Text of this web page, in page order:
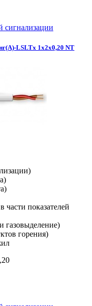
сигнализации
LSLTx 1х2х0,20 NT
показателей
газовыделение)
горения)